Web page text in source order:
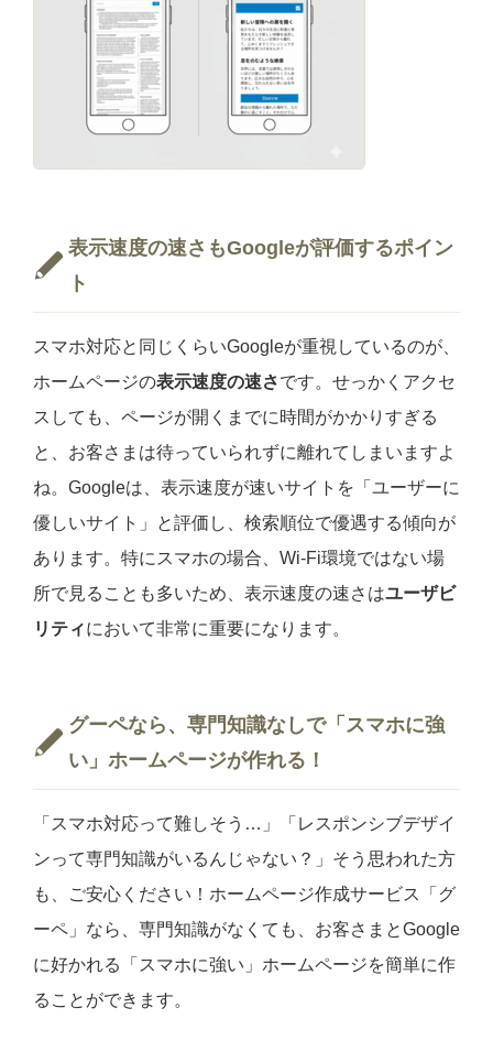
表示速度の速さもGoogleが評価するポイン
ト
スマホ対応と同じくらいGoogleが重視しているのが、
ホームページの表示速度の速さです。せっかくアクセ
スしても、ページが開くまでに時間がかかりすぎる
と、お客さまは待っていられずに離れてしまいますよ
ね。Googleは、表示速度が速いサイトを「ユーザーに
優しいサイト」と評価し、検索順位で優遇する傾向が
あります。特にスマホの場合、Wi-Fi環境ではない場
所で見ることも多いため、表示速度の速さはユーザビ
リティにおいて非常に重要になります。
グーペなら、専門知識なしで「スマホに強
い」ホームページが作れる！
「スマホ対応って難しそう…」「レスポンシブデザイ
ンって専門知識がいるんじゃない？」そう思われた方
も、ご安心ください！ホームページ作成サービス「グ
ーペ」なら、専門知識がなくても、お客さまとGoogle
に好かれる「スマホに強い」ホームページを簡単に作
ることができます。